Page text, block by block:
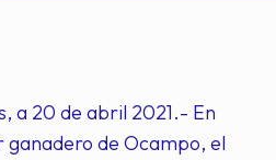
a 20 de abril 2021.- En
ganadero de Ocampo, el